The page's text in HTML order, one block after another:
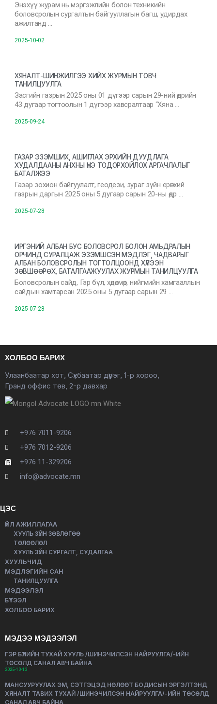
Энэхүү журам нь мэргэжлийн болон техникийн
боловсролын сургалтын байгууллагын багш, удирдах
ажилтанд …
2025-10-02
ХЯНАЛТ-ШИНЖИЛГЭЭ ХИЙХ ЖУРМЫН ТОВЧ
ТАНИЛЦУУЛГА
Засгийн газрын 2025 оны 01 дүгээр сарын 29-ний өдрийн
43 дугаар тогтоолын 1 дүгээр хавсралтаар “Хяна …
2025-09-24
ГАЗАР ЭЗЭМШИХ, АШИГЛАХ ЭРХИЙН ДУУДЛАГА
ХУДАЛДААНЫ АНХНЫ ҮНЭ ТОДОРХОЙЛОХ АРГАЧЛАЛЫГ
БАТАЛЖЭЭ
Газар зохион байгуулалт, геодези, зураг зүйн ерөнхий
газрын даргын 2025 оны 5 дугаар сарын 20-ны өдр …
2025-07-28
ИРГЭНИЙ АЛБАН БУС БОЛОВСРОЛ БОЛОН АМЬДРАЛЫН
ОРЧИНД СУРАЛЦАЖ ЭЗЭМШСЭН МЭДЛЭГ, ЧАДВАРЫГ
АЛБАН БОЛОВСРОЛЫН ТОГТОЛЦООНД ХҮЛЭЭН
ЗӨВШӨӨРӨХ, БАТАЛГААЖУУЛАХ ЖУРМЫН ТАНИЛЦУУЛГА
Боловсролын сайд, Гэр бүл, хөдөлмөр, нийгмийн хамгааллын
сайдын хамтарсан 2025 оны 5 дугаар сарын 29 …
2025-07-28
ХОЛБОО БАРИХ
Улаанбаатар хот, Сүхбаатар дүүрэг, 1-р хороо,
Гранд оффис төв, 2-р давхар
+976 7011-9206
+976 7012-9206
+976 11-329206
info@advocate.mn
ЦЭС
ҮЙЛ АЖИЛЛАГАА
ХУУЛЬ ЗҮЙН ЗӨВЛӨГӨӨ
ТӨЛӨӨЛӨЛ
ХУУЛЬ ЗҮЙН СУРГАЛТ, СУДАЛГАА
ХУУЛЬЧИД
МЭДЛЭГИЙН САН
ТАНИЛЦУУЛГА
МЭДЭЭЛЭЛ
БҮТЭЭЛ
ХОЛБОО БАРИХ
МЭДЭЭ МЭДЭЭЛЭЛ
ГЭР БҮЛИЙН ТУХАЙ ХУУЛЬ /ШИНЭЧИЛСЭН НАЙРУУЛГА/-ИЙН
ТӨСӨЛД САНАЛ АВЧ БАЙНА
2025-10-13
МАНСУУРУУЛАХ ЭМ, СЭТГЭЦЭД НӨЛӨӨТ БОДИСЫН ЭРГЭЛТЭНД
ХЯНАЛТ ТАВИХ ТУХАЙ /ШИНЭЧИЛСЭН НАЙРУУЛГА/-ИЙН ТӨСӨЛД
САНАЛ АВЧ БАЙНА